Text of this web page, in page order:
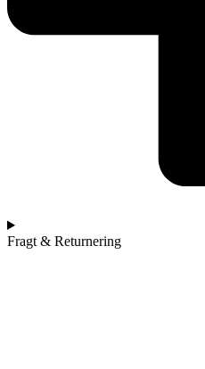
Fragt & Returnering